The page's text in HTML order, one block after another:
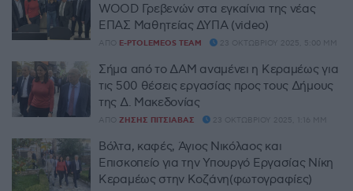
WOOD Γρεβενών στα εγκαίνια της νέας
ΕΠΑΣ Μαθητείας ΔΥΠΑ (video)
ΑΠΌ E-PTOLEMEOS TEAM 23 ΟΚΤΩΒΡΊΟΥ 2025, 5:00 ΜΜ
Σήμα από το ΔΑΜ αναμένει η Κεραμέως για
τις 500 θέσεις εργασίας προς τους Δήμους
της Δ. Μακεδονίας
ΑΠΌ ΖΉΣΗΣ ΠΙΤΣΙΆΒΑΣ 23 ΟΚΤΩΒΡΊΟΥ 2025, 1:16 ΜΜ
Βόλτα, καφές, Άγιος Νικόλαος και
Επισκοπείο για την Υπουργό Εργασίας Νίκη
Κεραμέως στην Κοζάνη(φωτογραφίες)